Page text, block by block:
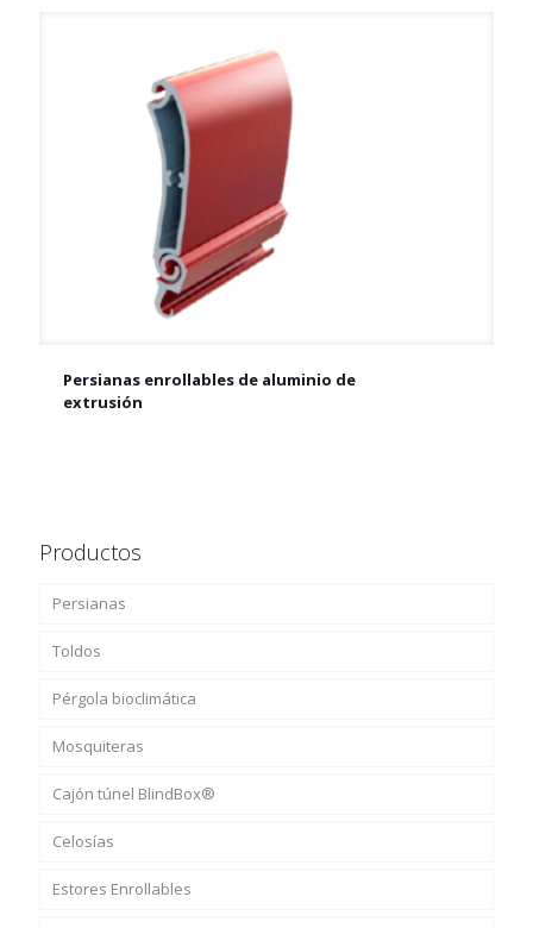
Persianas enrollables de aluminio de extrusión
Persianas enrollables de aluminio de
extrusión
Productos
Persianas
Toldos
Pérgola bioclimática
Mosquiteras
Cajón túnel BlindBox®
Celosías
Estores Enrollables